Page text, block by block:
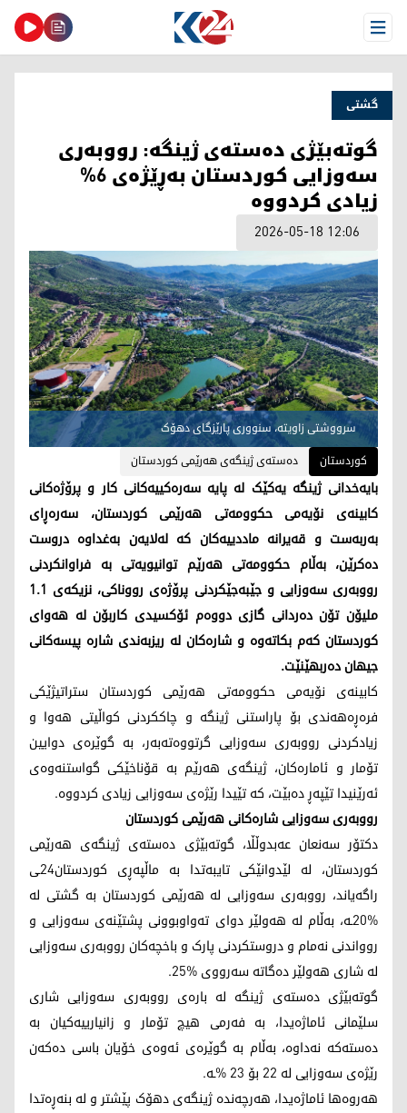
Open Menu
گشتی
گوتەبێژی دەستەی ژینگە: رووبەری
سەوزایی کوردستان بەڕێژەی 6%
زیادی کردووە
2026-05-18 12:06
سرووشتی زاویتە، سنووری پارێزگای دهۆک
کوردستان
دەستەی ژینگەی هەرێمی کوردستان
بایەخدانی ژینگە یەکێک لە پایە سەرەکییەکانی کار و پرۆژەکانی
کابینەی نۆیەمی حکوومەتی هەرێمی کوردستان، سەرەڕای
بەربەست و قەیرانە ماددییەکان کە لەلایەن بەغداوە دروست
دەکرێن، بەڵام حکوومەتی هەرێم توانیویەتی بە فراوانکردنی
رووبەری سەوزایی و جێبەجێکردنی پرۆژەی رووناکی، نزیکەی 1.1
ملیۆن تۆن دەردانی گازی دووەم ئۆکسیدی کاربۆن لە هەوای
کوردستان کەم بکاتەوە و شارەکان لە ریزبەندی شارە پیسەکانی
جیهان دەربهێنێت.
کابینەی نۆیەمی حکوومەتی هەرێمی کوردستان ستراتیژێکی
فرەڕەهەندی بۆ پاراستنی ژینگە و چاککردنی کواڵیتی هەوا و
زیادکردنی رووبەری سەوزایی گرتووەتەبەر، بە گوێرەی دوایین
تۆمار و ئامارەکان، ژینگەی هەرێم بە قۆناخێکی گواستنەوەی
ئەرێنیدا تێپەڕ دەبێت، کە تێیدا رێژەی سەوزایی زیادی کردووە.
رووبەری سەوزایی شارەکانی هەرێمی کوردستان
دکتۆر سەنعان عەبدوڵڵا، گوتەبێژی دەستەی ژینگەی هەرێمی
کوردستان، لە لێدوانێکی تایبەتدا بە ماڵپەڕی کوردستان24ـی
راگەیاند، رووبەری سەوزایی لە هەرێمی کوردستان بە گشتی لە
%20ـە، بەڵام لە هەولێر دوای تەواوبوونی پشتێنەی سەوزایی و
روواندنی نەمام و دروستکردنی پارک و باخچەکان رووبەری سەوزایی
لە شاری هەولێر دەگاتە سەرووی %25.
گوتەبێژی دەستەی ژینگە لە بارەی رووبەری سەوزایی شاری
سلێمانی ئاماژەیدا، بە فەرمی هیچ تۆمار و زانیارییەکیان بە
دەستەکە نەداوە، بەڵام بە گوێرەی ئەوەی خۆیان باسی دەکەن
رێژەی سەوزایی لە 22 بۆ 23 %ـە.
هەروەها ئاماژەیدا، هەرچەندە ژینگەی دهۆک پێشتر و لە بنەڕەتدا